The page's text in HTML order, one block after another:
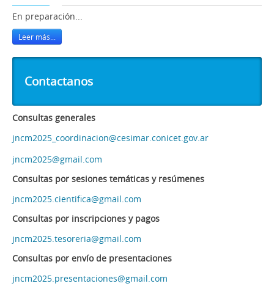
En preparación...
Leer más...
Contactanos
Consultas generales
jncm2025_coordinacion@cesimar.conicet.gov.ar
jncm2025@gmail.com
Consultas por sesiones temáticas y resúmenes
jncm2025.cientifica@gmail.com
Consultas por inscripciones y pagos
jncm2025.tesoreria@gmail.com
Consultas por envío de presentaciones
jncm2025.presentaciones@gmail.com